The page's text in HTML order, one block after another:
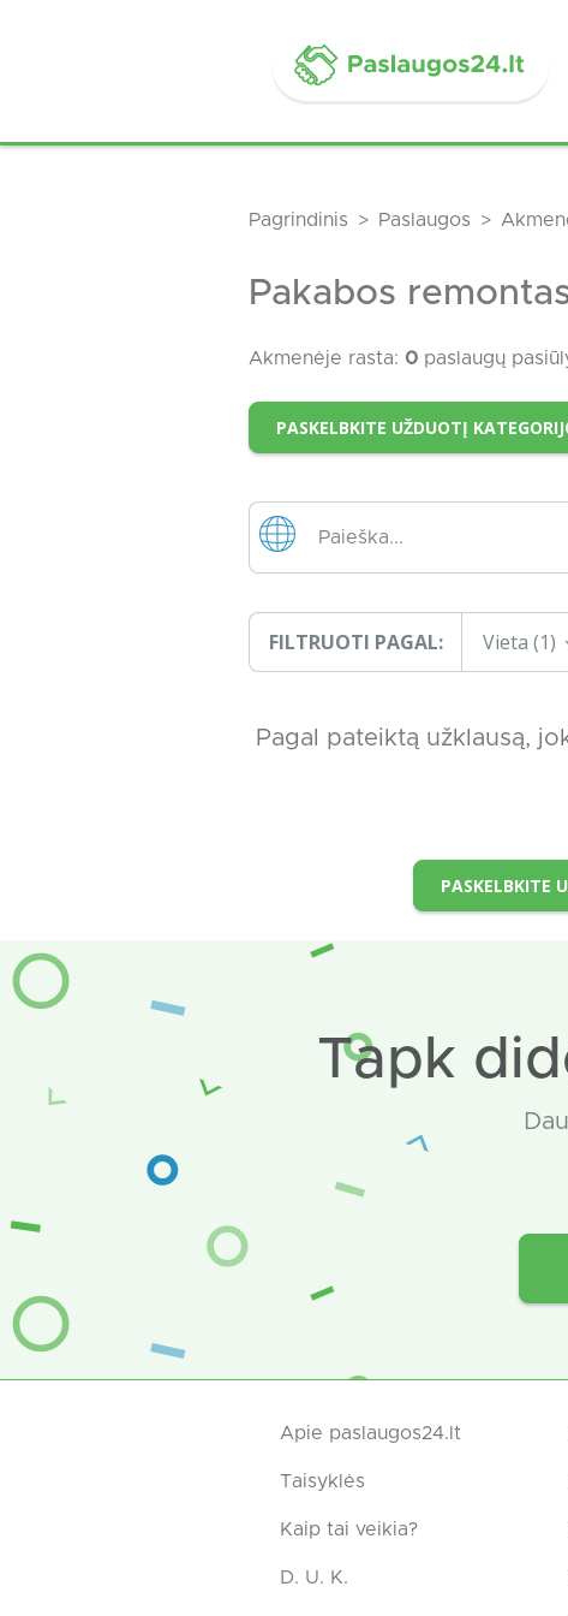
Pagrindinis Paslaugos
Pakabos
Akmenėje rasta: 0 paslaugų
PASKELBKITE UŽDUOTĮ
FILTRUOTI PAGAL: Vieta (1)
Pagal pateiktą užklausą,
PASKELBKITE
Tapk
Apie paslaugos24.lt
Taisyklės
Kaip tai veikia?
D. U. K.